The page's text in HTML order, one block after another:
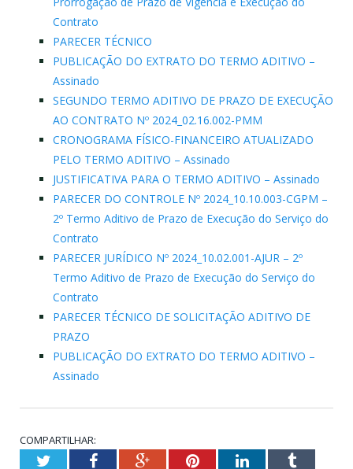
Contrato
PARECER TÉCNICO
PUBLICAÇÃO DO EXTRATO DO TERMO ADITIVO –
Assinado
SEGUNDO TERMO ADITIVO DE PRAZO DE EXECUÇÃO
AO CONTRATO Nº 2024_02.16.002-PMM
CRONOGRAMA FÍSICO-FINANCEIRO ATUALIZADO
PELO TERMO ADITIVO – Assinado
JUSTIFICATIVA PARA O TERMO ADITIVO – Assinado
PARECER DO CONTROLE Nº 2024_10.10.003-CGPM –
2º Termo Aditivo de Prazo de Execução do Serviço do
Contrato
PARECER JURÍDICO Nº 2024_10.02.001-AJUR – 2º
Termo Aditivo de Prazo de Execução do Serviço do
Contrato
PARECER TÉCNICO DE SOLICITAÇÃO ADITIVO DE
PRAZO
PUBLICAÇÃO DO EXTRATO DO TERMO ADITIVO –
Assinado
COMPARTILHAR:
TwitterFacebookGoogle+PinterestLinkedInTumblr